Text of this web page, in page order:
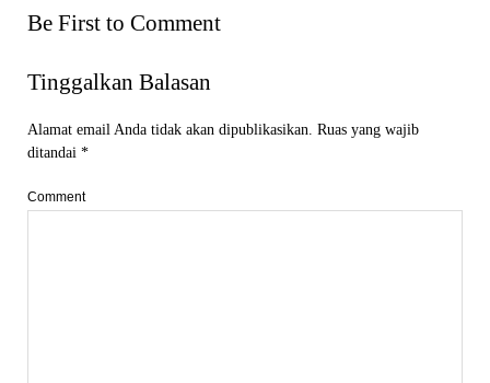
Be First to Comment
Tinggalkan Balasan
Alamat email Anda tidak akan dipublikasikan. Ruas yang wajib
ditandai *
Comment